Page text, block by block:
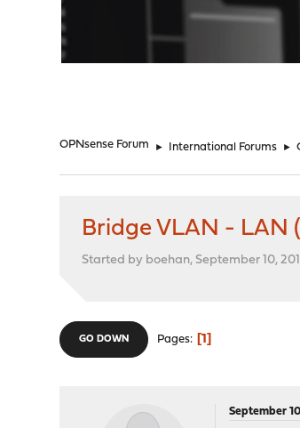
OPNsense Forum ► International Forums ►
Bridge VLAN - LAN
Started by boehan, September 10,
GO DOWN Pages 1
September